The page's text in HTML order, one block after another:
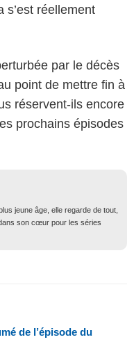
s’est réellement
par le décès
point de mettre fin à
réservent-ils encore
prochains épisodes
jeune âge, elle regarde de tout,
son cœur pour les séries
de l’épisode du